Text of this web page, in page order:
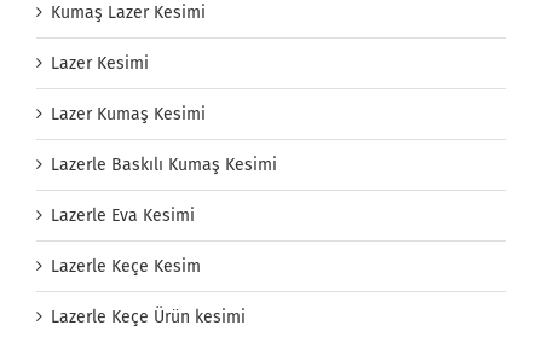
Kumaş Lazer Kesimi
Lazer Kesimi
Lazer Kumaş Kesimi
Lazerle Baskılı Kumaş Kesimi
Lazerle Eva Kesimi
Lazerle Keçe Kesim
Lazerle Keçe Ürün kesimi